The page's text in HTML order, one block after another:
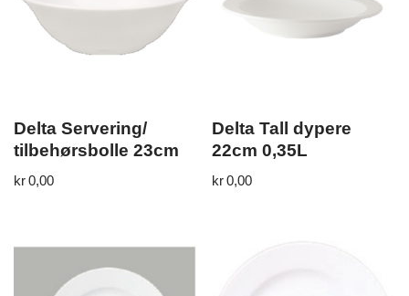
Delta Servering/
tilbehørsbolle 23cm
kr0,00
Delta Tall dypere
22cm 0,35L
kr0,00